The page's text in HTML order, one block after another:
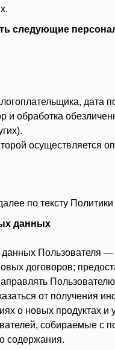
следующие
дата
и обработка
осуществляется
по тексту
данных
Пользователя
договоров;
от
о новых продуктах
собираемые с
содержания.